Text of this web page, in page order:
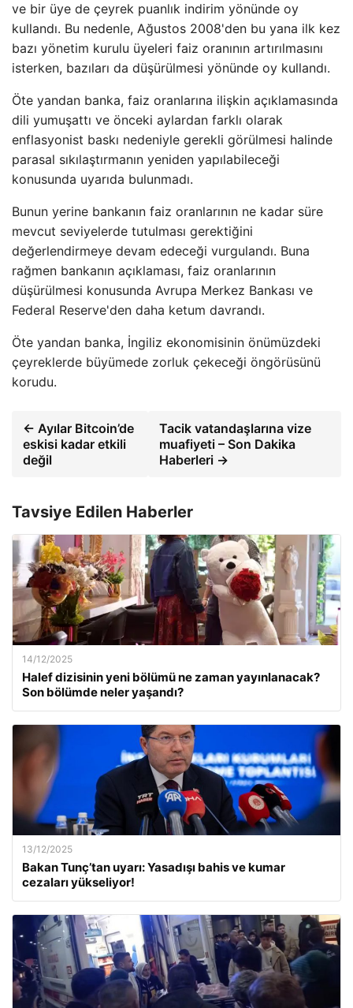
ve bir üye de çeyrek puanlık indirim yönünde oy
kullandı. Bu nedenle, Ağustos 2008'den bu yana ilk kez
bazı yönetim kurulu üyeleri faiz oranının artırılmasını
isterken, bazıları da düşürülmesi yönünde oy kullandı.
Öte yandan banka, faiz oranlarına ilişkin açıklamasında
dili yumuşattı ve önceki aylardan farklı olarak
enflasyonist baskı nedeniyle gerekli görülmesi halinde
parasal sıkılaştırmanın yeniden yapılabileceği
konusunda uyarıda bulunmadı.
Bunun yerine bankanın faiz oranlarının ne kadar süre
mevcut seviyelerde tutulması gerektiğini
değerlendirmeye devam edeceği vurgulandı. Buna
rağmen bankanın açıklaması, faiz oranlarının
düşürülmesi konusunda Avrupa Merkez Bankası ve
Federal Reserve'den daha ketum davrandı.
Öte yandan banka, İngiliz ekonomisinin önümüzdeki
çeyreklerde büyümede zorluk çekeceği öngörüsünü
korudu.
← Ayılar Bitcoin’de
eskisi kadar etkili
değil
Tacik vatandaşlarına vize
muafiyeti – Son Dakika
Haberleri →
Tavsiye Edilen Haberler
14/12/2025
Halef dizisinin yeni bölümü ne zaman yayınlanacak?
Son bölümde neler yaşandı?
13/12/2025
Bakan Tunç’tan uyarı: Yasadışı bahis ve kumar
cezaları yükseliyor!